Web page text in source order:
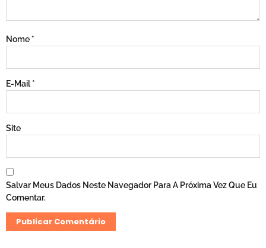
Nome *
E-Mail *
Site
Salvar Meus Dados Neste Navegador Para A Próxima Vez Que Eu
Comentar.